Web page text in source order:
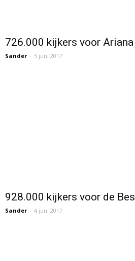
726.000 kijkers voor Ariana
Sander - 5 juni 2017
928.000 kijkers voor de
Sander - 4 juni 2017